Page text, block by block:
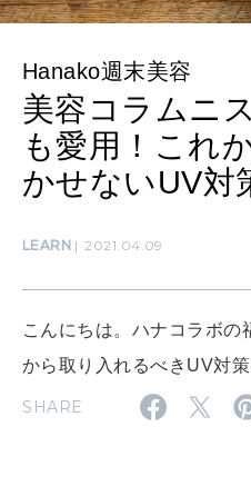
女神まり愛のタ
算命学がわか
ママも
自分
Hanako週末美容
美容コラムニ
も愛用！これ
かせないUV対
LEARN 2021.04.09
こんにちは。ハナコラボの
から取り入れるべきUV対
SHARE